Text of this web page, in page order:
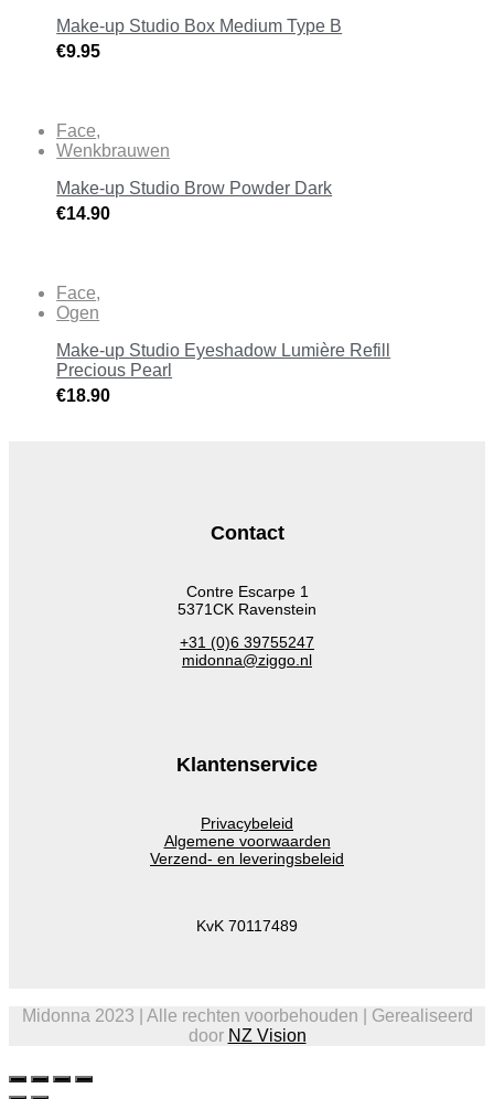
Make-up Studio Box Medium Type B
€9.95
Face,
Wenkbrauwen
Make-up Studio Brow Powder Dark
€14.90
Face,
Ogen
Make-up Studio Eyeshadow Lumière Refill
Precious Pearl
€18.90
Contact
Contre Escarpe 1
5371CK Ravenstein
+31 (0)6 39755247
midonna@ziggo.nl
Klantenservice
Privacybeleid
Algemene voorwaarden
Verzend- en leveringsbeleid
KvK 70117489
Midonna 2023 | Alle rechten voorbehouden | Gerealiseerd
door NZ Vision